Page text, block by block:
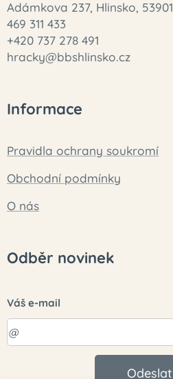
Adámkova 237, Hlinsko, 53901
469 311 433
+420 737 278 491
hracky@bbshlinsko.cz
Informace
Pravidla ochrany soukromí
Obchodní podmínky
O nás
Odběr novinek
Váš e-mail
Odeslat